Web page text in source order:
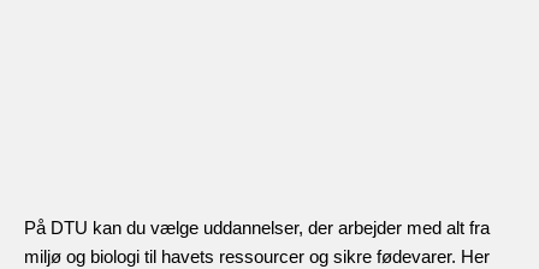
På DTU kan du vælge uddannelser, der arbejder med alt fra
miljø og biologi til havets ressourcer og sikre fødevarer. Her